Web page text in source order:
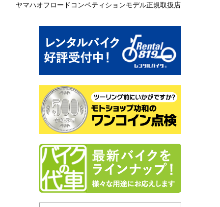
ヤマハオフロードコンペティションモデル正規取扱店